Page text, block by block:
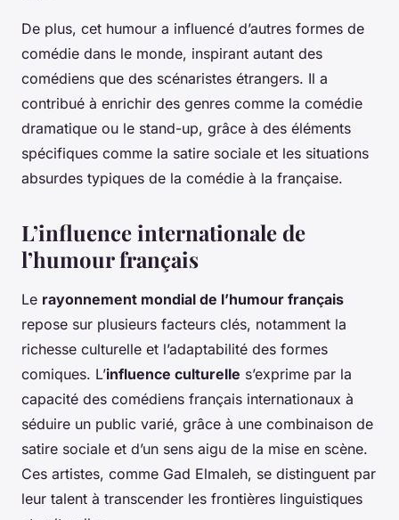
De plus, cet humour a influencé d’autres formes de
comédie dans le monde, inspirant autant des
comédiens que des scénaristes étrangers. Il a
contribué à enrichir des genres comme la comédie
dramatique ou le stand-up, grâce à des éléments
spécifiques comme la satire sociale et les situations
absurdes typiques de la comédie à la française.
L’influence internationale de
l’humour français
Le rayonnement mondial de l’humour français
repose sur plusieurs facteurs clés, notamment la
richesse culturelle et l’adaptabilité des formes
comiques. L’influence culturelle s’exprime par la
capacité des comédiens français internationaux à
séduire un public varié, grâce à une combinaison de
satire sociale et d’un sens aigu de la mise en scène.
Ces artistes, comme Gad Elmaleh, se distinguent par
leur talent à transcender les frontières linguistiques